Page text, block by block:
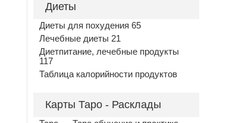
Диеты
Диеты для похудения 65
Лечебные диеты 21
Диетпитание, лечебные продукты
117
Таблица калорийности продуктов
Карты Таро - Расклады